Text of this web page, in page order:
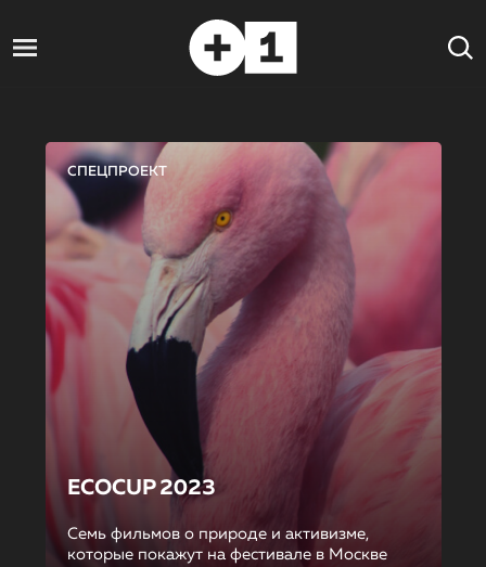
СПЕЦПРОЕКТ
ECOCUP 2023
Семь фильмов о природе и активизме,
которые покажут на фестивале в Москве